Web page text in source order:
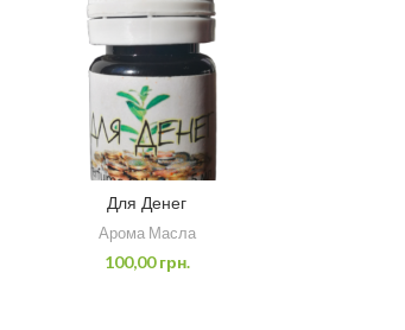
Для Денег
Арома Масла
100,00грн.